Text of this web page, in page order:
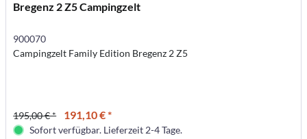
Bregenz 2 Z5 Campingzelt
900070
Campingzelt Family Edition Bregenz 2 Z5
195,00 € * 191,10 € *
Sofort verfügbar. Lieferzeit 2-4 Tage.